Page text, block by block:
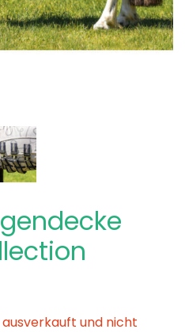
und nicht